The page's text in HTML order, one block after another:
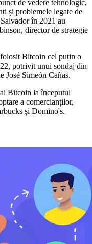
de vedere tehnologic,
și problemele legate de
în 2021 au
director de strategie
Bitcoin cel puțin o
potrivit unui sondaj din
José Simeón Cañas.
Bitcoin la începutul
a comercianților,
și Domino's.